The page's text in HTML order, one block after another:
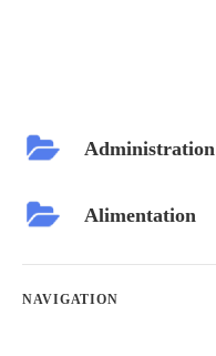
Administration
Alimentation
NAVIGATION